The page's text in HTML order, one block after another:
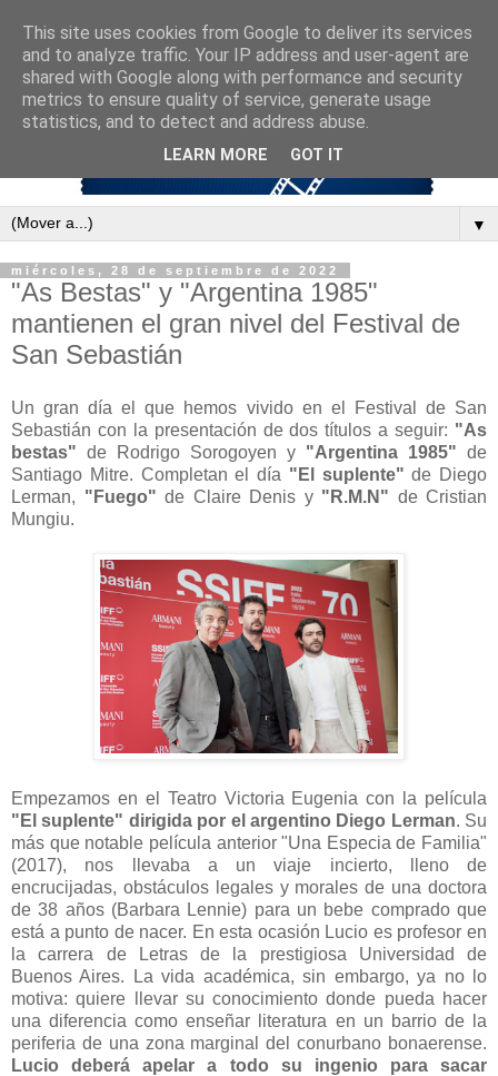
▼
miércoles, 28 de septiembre de 2022
"As Bestas" y "Argentina 1985"
mantienen el gran nivel del Festival de
San Sebastián
Un gran día el que hemos vivido en el Festival de San
Sebastián con la presentación de dos títulos a seguir: "As
bestas" de Rodrigo Sorogoyen y "Argentina 1985" de
Santiago Mitre. Completan el día "El suplente" de Diego
Lerman, "Fuego" de Claire Denis y "R.M.N" de Cristian
Mungiu.
Empezamos en el Teatro Victoria Eugenia con la película
"El suplente" dirigida por el argentino Diego Lerman. Su
más que notable película anterior "Una Especia de Familia"
(2017), nos llevaba a un viaje incierto, lleno de
encrucijadas, obstáculos legales y morales de una doctora
de 38 años (Barbara Lennie) para un bebe comprado que
está a punto de nacer. En esta ocasión Lucio es profesor en
la carrera de Letras de la prestigiosa Universidad de
Buenos Aires. La vida académica, sin embargo, ya no lo
motiva: quiere llevar su conocimiento donde pueda hacer
una diferencia como enseñar literatura en un barrio de la
periferia de una zona marginal del conurbano bonaerense.
Lucio deberá apelar a todo su ingenio para sacar
This site uses cookies from Google to deliver its services
and to analyze traffic. Your IP address and user-agent are
shared with Google along with performance and security
metrics to ensure quality of service, generate usage
statistics, and to detect and address abuse.
LEARN MORE GOT IT